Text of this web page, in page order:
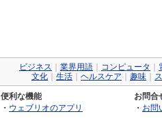
ビジネス 業界用語 コンピュータ
文化
生活 ヘルスケア 趣味
便利な機能
・ ウェブリオのアプリ
お問合
・ お問